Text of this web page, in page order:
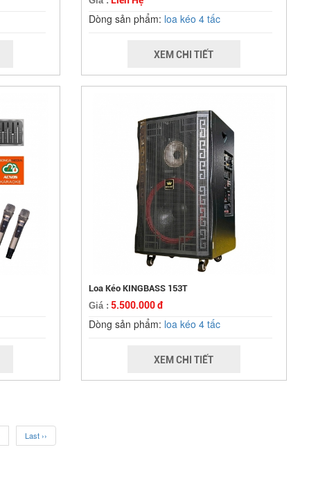
Dòng sản phẩm: loa kéo 4 tấc
XEM CHI TIẾT
Loa Kéo KINGBASS 153T
Giá : 5.500.000 đ
Dòng sản phẩm: loa kéo 4 tấc
XEM CHI TIẾT
Last ››